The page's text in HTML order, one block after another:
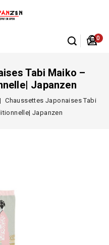
0
Tabi Maiko –
Japanzen
Chaussettes Japonaises Tabi
Japanzen